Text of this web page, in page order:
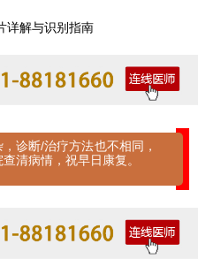
详解与识别指南
诊断/治疗方法也不相同，
清病情，祝早日康复。